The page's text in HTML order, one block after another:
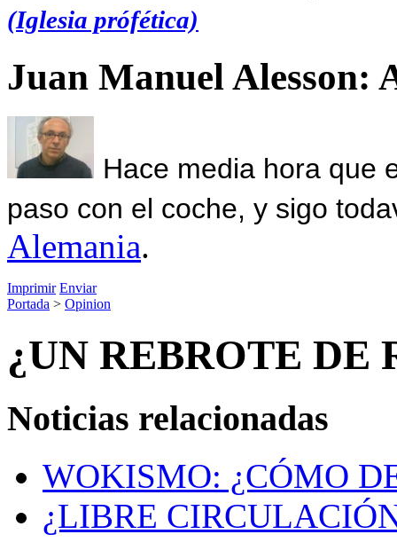
(Iglesia prófética)
Juan Manuel Alesson:
Hace media hora que
paso con el coche, y sigo
Alemania.
Imprimir Enviar
Portada > Opinion
¿UN REBROTE DE
Noticias relacionadas
WOKISMO: ¿CÓMO
¿LIBRE